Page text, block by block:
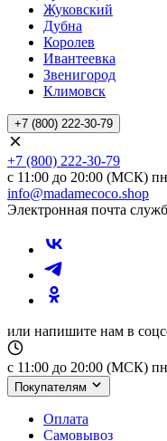
Жуковский
Дубна
Королев
Ивантеевка
Звенигород
Климовск
+7 (800) 222-30-79
+7 (800) 222-30-79
с 11:00 до 20:00 (МСК)
info@madamecoco.shop
Электронная почта
или напишите нам в
с 11:00 до 20:00 (МСК)
Покупателям
Оплата
Самовывоз